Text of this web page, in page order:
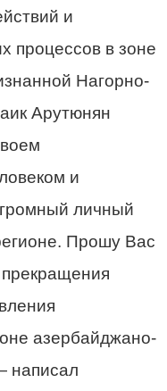
и
процессов в зоне
Нагорно-
Арутюнян
и
личный
Прошу Вас
азербайджано-
написал